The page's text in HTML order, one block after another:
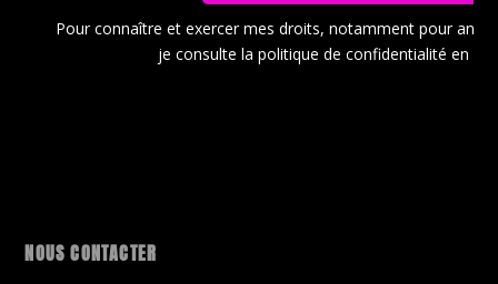
Pour connaître et exercer mes droits, notamment pour
je consulte la politique de confidentialité en
NOUS CONTACTER